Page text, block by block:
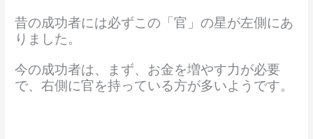
昔の成功者には必ずこの「官」の星が左側にあ
りました。
今の成功者は、まず、お金を増やす力が必要
で、右側に官を持っている方が多いようです。